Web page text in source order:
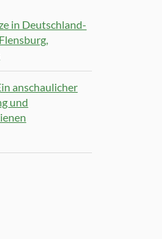
in Deutschland-
anschaulicher
und